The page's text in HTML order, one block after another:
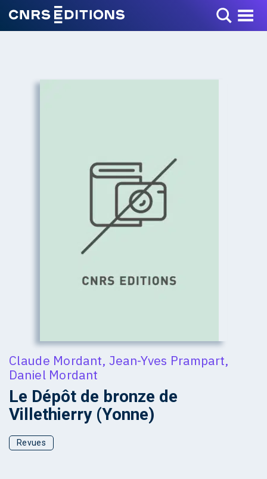
Toggle Menu
Claude Mordant, Jean-Yves Prampart,
Daniel Mordant
Le Dépôt de bronze de
Villethierry (Yonne)
Revues